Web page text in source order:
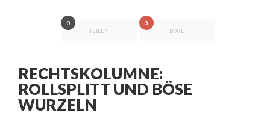
0
TEILEN
3
LOVE
RECHTSKOLUMNE:
ROLLSPLITT UND BÖSE
WURZELN